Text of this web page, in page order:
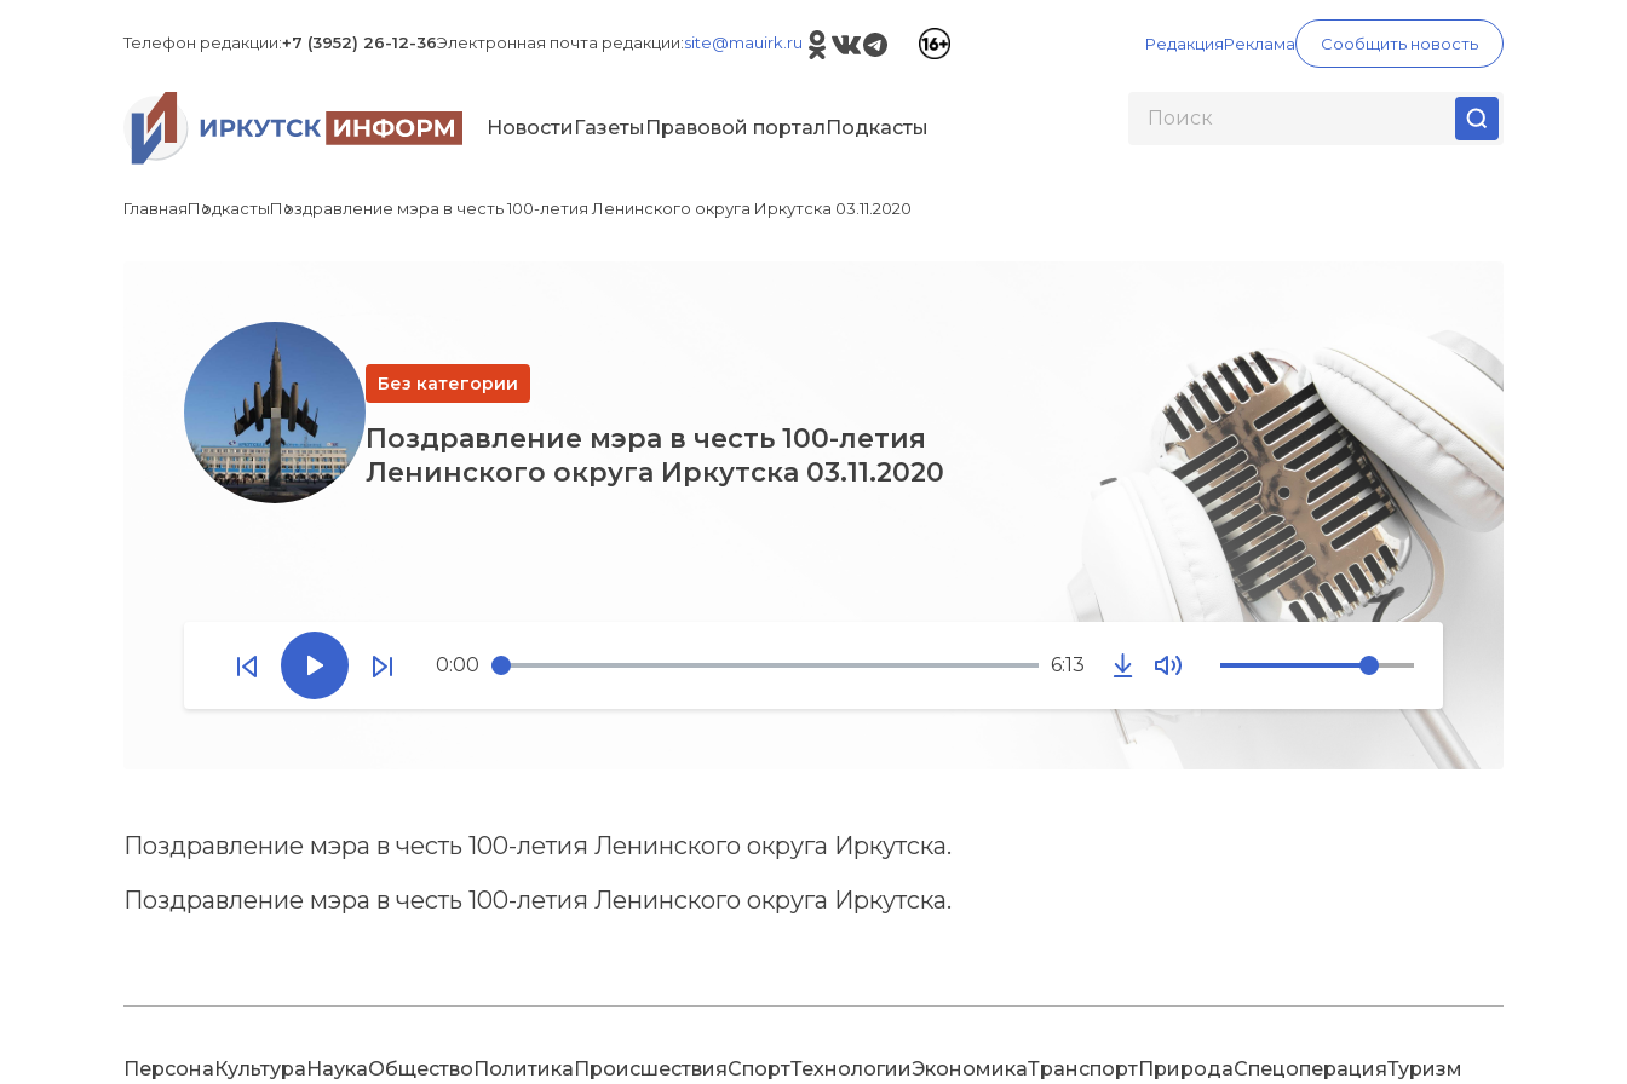
Телефон редакции:+7 (3952) 26-12-36Электронная почта редакции:site@mauirk.ru РедакцияРеклама Сообщить новость
Новости Газеты Правовой портал Подкасты
ГлавнаяПодкастыПоздравление мэра в честь 100-летия Ленинского округа Иркутска 03.11.2020
Без категории
Поздравление мэра в честь 100-летия
Ленинского округа Иркутска 03.11.2020
0:00 6:13
Поздравление мэра в честь 100-летия Ленинского округа Иркутска.
Поздравление мэра в честь 100-летия Ленинского округа Иркутска.
Персона Культура НаукаОбщество Политика ПроисшествияСпортТехнологииЭкономикаТранспортПриродаСпецоперацияТуризм